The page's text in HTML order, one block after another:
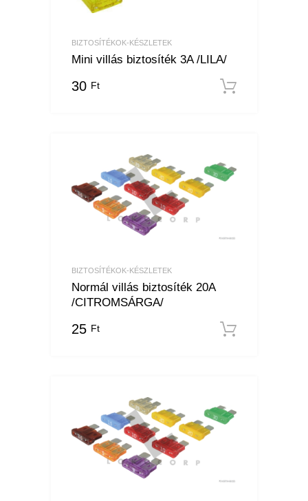
BIZTOSÍTÉKOK-KÉSZLETEK
Mini villás biztosíték 3A /LILA/
30 Ft
BIZTOSÍTÉKOK-KÉSZLETEK
Normál villás biztosíték 20A
/CITROMSÁRGA/
25 Ft